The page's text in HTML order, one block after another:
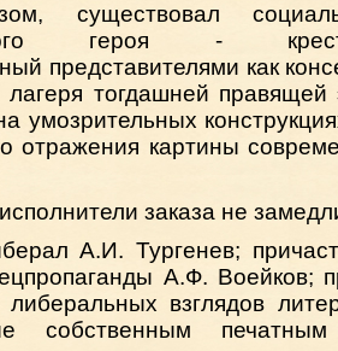
существовал
героя -
представителями как
лагеря тогдашней правящей
умозрительных
отражения картины
заказа не
А.И. Тургенев;
А.Ф. Воейков;
взглядов
собственным